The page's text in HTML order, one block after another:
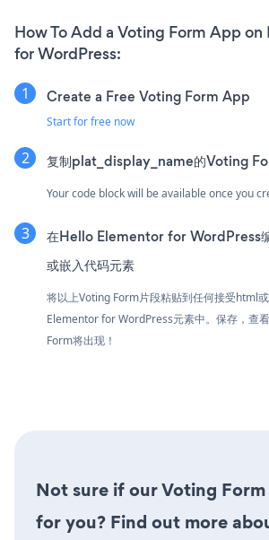
How To Add a Voting Form App
for WordPress:
Create a Free Voting Form App
Start for free now
复制plat_display_name的Voting
Your code block will be available once you
在Hello Elementor for WordPress
或嵌入代码元素
将以上Voting Form片段粘贴到任何接受html
Elementor for WordPress元素中。保存，查
Form将出现！
Not sure if our Voting
for you? Find out more